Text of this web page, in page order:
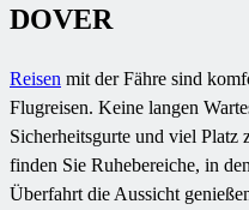
DOVER
Reisen mit der Fähre sind
Flugreisen. Keine langen
Sicherheitsgurte und viel Platz
finden Sie Ruhebereiche, in
Überfahrt die Aussicht